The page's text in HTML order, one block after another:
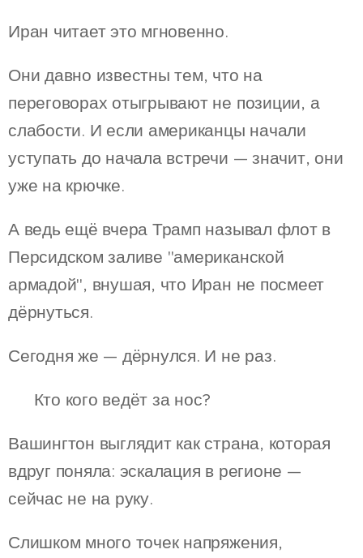
Иран читает это мгновенно.
Они давно известны тем, что на
переговорах отыгрывают не позиции, а
слабости. И если американцы начали
уступать до начала встречи — значит, они
уже на крючке.
А ведь ещё вчера Трамп называл флот в
Персидском заливе "американской
армадой", внушая, что Иран не посмеет
дёрнуться.
Сегодня же — дёрнулся. И не раз.
🧨 Кто кого ведёт за нос?
Вашингтон выглядит как страна, которая
вдруг поняла: эскалация в регионе —
сейчас не на руку.
Слишком много точек напряжения,